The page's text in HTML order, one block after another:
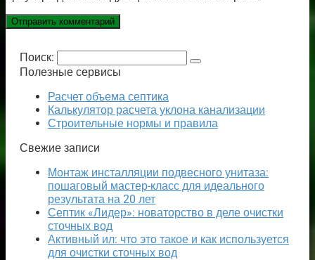
Поиск:
Полезные сервисы
Расчет объема септика
Калькулятор расчета уклона канализации
Строительные нормы и правила
Свежие записи
Монтаж инсталляции подвесного унитаза:
пошаговый мастер-класс для идеального
результата на 20 лет
Септик «Лидер»: новаторство в деле очистки
сточных вод
Активный ил: что это такое и как используется
для очистки сточных вод